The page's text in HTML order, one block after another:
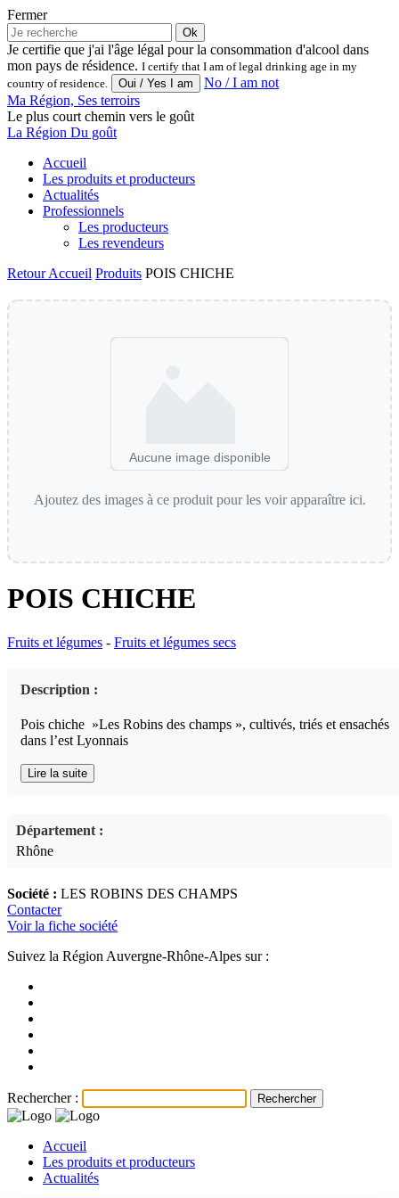
Fermer
Ok
Je certifie que j'ai l'âge légal pour la consommation d'alcool dans
mon pays de résidence. I certify that I am of legal drinking age in my
country of residence.
No / I am not
Ma Région, Ses terroirs
Le plus court chemin vers le goût
La Région Du goût
Accueil
Les produits et producteurs
Actualités
Professionnels
Les producteurs
Les revendeurs
RetourAccueil Produits POIS CHICHE
Aucune image disponible
Ajoutez des images à ce produit pour les voir apparaître ici.
POIS CHICHE
Fruits et légumes - Fruits et légumes secs
Description :
Pois chiche »Les Robins des champs », cultivés, triés et ensachés
dans l’est Lyonnais
Lire la suite
Département :
Rhône
Société : LES ROBINS DES CHAMPS
Contacter
Voir la fiche société
Suivez la Région Auvergne-Rhône-Alpes sur :
Rechercher :
Accueil
Les produits et producteurs
Actualités